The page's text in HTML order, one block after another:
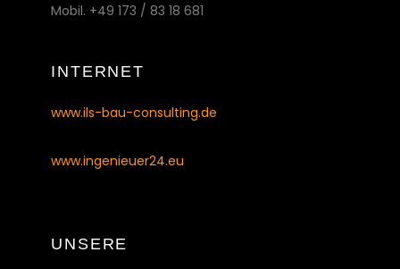
Mobil. +49 173 / 83 18 681
INTERNET
www.ils-bau-consulting.de
www.ingenieuer24.eu
UNSERE